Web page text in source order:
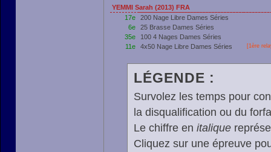
YEMMI Sarah (2013) FRA
17e
200 Nage Libre Dames Séries
6e
25 Brasse Dames Séries
35e
100 4 Nages Dames Séries
11e
4x50 Nage Libre Dames Séries [1ère
LÉGENDE :
Survolez les temps pour
la disqualification ou du
Le chiffre en italique
Cliquez sur une épreuve